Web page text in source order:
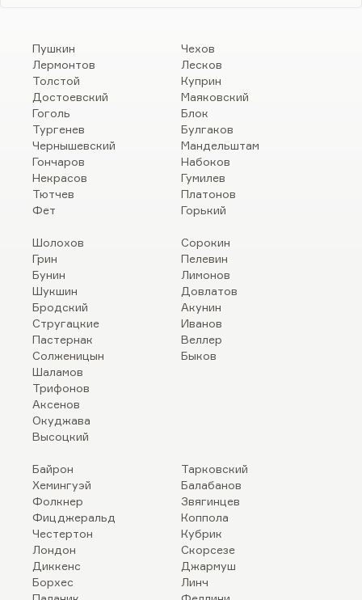
Пушкин
Лермонтов
Толстой
Достоевский
Гоголь
Тургенев
Чернышевский
Гончаров
Некрасов
Тютчев
Фет
Чехов
Лесков
Куприн
Маяковский
Блок
Булгаков
Мандельштам
Набоков
Гумилев
Платонов
Горький
Шолохов
Грин
Бунин
Шукшин
Бродский
Стругацкие
Пастернак
Солженицын
Шаламов
Трифонов
Аксенов
Окуджава
Высоцкий
Сорокин
Пелевин
Лимонов
Довлатов
Акунин
Иванов
Веллер
Быков
Байрон
Хемингуэй
Фолкнер
Фицджеральд
Честертон
Лондон
Диккенс
Борхес
Тарковский
Балабанов
Звягинцев
Коппола
Кубрик
Скорсезе
Джармуш
Линч